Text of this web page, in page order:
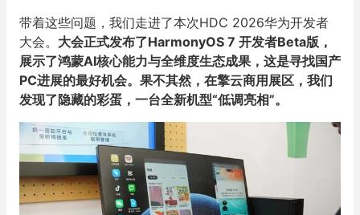
带着这些问题，我们走进了本次HDC 2026华为开发者
大会。 大会正式发布了HarmonyOS 7 开发者Beta版，
展示了鸿蒙AI核心能力与全维度生态成果，这是寻找国产
PC进展的最好机会。果不其然，在擎云商用展区，我们
发现了隐藏的彩蛋，一台全新机型“低调亮相”。